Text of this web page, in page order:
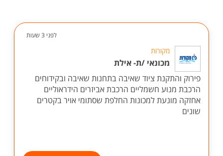
לפני 3 שעות
מקורות
מכונאי /ת- אילת
פירוק והתקנת ציוד שאיבה בתחנות שאיבה ובקידוחים
הרכבת מנוע חשמליים הרכבת אביזרים הידראוליים
אחזקה מונעת למכונות החלפת שסתומי אויר בקטרים
שונים